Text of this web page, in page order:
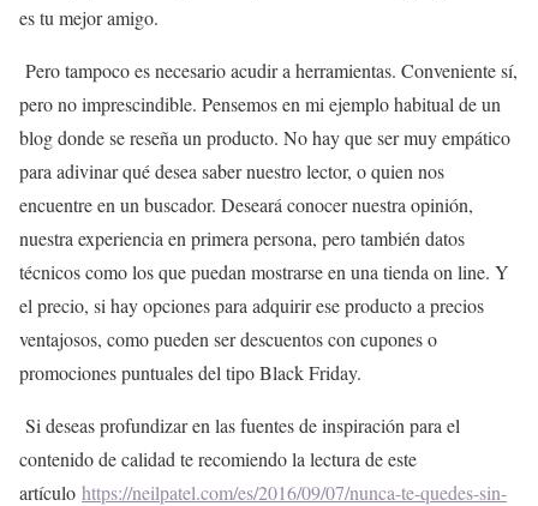
es tu mejor amigo.
Pero tampoco es necesario acudir a herramientas. Conveniente sí,
pero no imprescindible. Pensemos en mi ejemplo habitual de un
blog donde se reseña un producto. No hay que ser muy empático
para adivinar qué desea saber nuestro lector, o quien nos
encuentre en un buscador. Deseará conocer nuestra opinión,
nuestra experiencia en primera persona, pero también datos
técnicos como los que puedan mostrarse en una tienda on line. Y
el precio, si hay opciones para adquirir ese producto a precios
ventajosos, como pueden ser descuentos con cupones o
promociones puntuales del tipo Black Friday.
Si deseas profundizar en las fuentes de inspiración para el
contenido de calidad te recomiendo la lectura de este
artículo https://neilpatel.com/es/2016/09/07/nunca-te-quedes-sin-